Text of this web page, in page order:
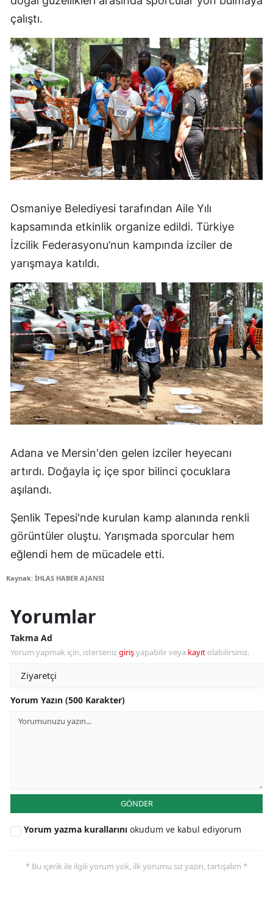
çalıştı.
Osmaniye Belediyesi tarafından Aile Yılı
kapsamında etkinlik organize edildi. Türkiye
İzcilik Federasyonu’nun kampında izciler de
yarışmaya katıldı.
Adana ve Mersin'den gelen izciler heyecanı
artırdı. Doğayla iç içe spor bilinci çocuklara
aşılandı.
Şenlik Tepesi'nde kurulan kamp alanında renkli
görüntüler oluştu. Yarışmada sporcular hem
eğlendi hem de mücadele etti.
Kaynak: İHLAS HABER AJANSI
Yorumlar
Takma Ad
Yorum yapmak için, istersenizgirişyapabilir veya kayıt olabilirsiniz.
Yorum Yazın (500 Karakter)
GÖNDER
Yorum yazma kurallarını okudum ve kabul ediyorum
* Bu içerik ile ilgili yorum yok, ilk yorumu siz yazın, tartışalım *